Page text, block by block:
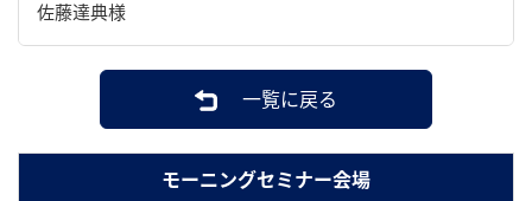
佐藤達典様
一覧に戻る
モーニングセミナー会場